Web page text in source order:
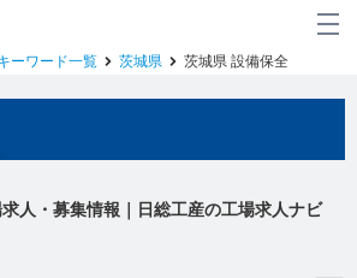
ーワード一覧 茨城県 茨城県 設備保全
人・募集情報｜日総工産の工場求人ナビ